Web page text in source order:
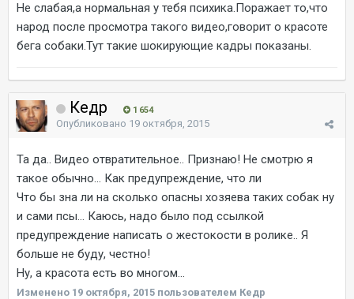
Не слабая,а нормальная у тебя психика.Поражает то,что
народ после просмотра такого видео,говорит о красоте
бега собаки.Тут такие шокирующие кадры показаны.
Кедр 1 654
Опубликовано 19 октября, 2015
Та да.. Видео отвратительное.. Признаю! Не смотрю я
такое обычно... Как предупреждение, что ли
Что бы зна ли на сколько опасны хозяева таких собак ну
и сами псы... Каюсь, надо было под ссылкой
предупреждение написать о жестокости в ролике.. Я
больше не буду, честно!
Ну, а красота есть во многом...
Изменено 19 октября, 2015 пользователем Кедр